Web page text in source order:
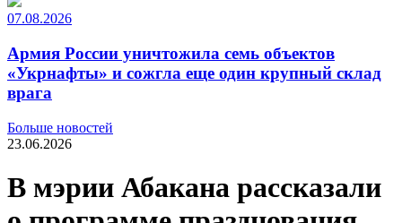
07.08.2026
Армия России уничтожила семь объектов
«Укрнафты» и сожгла еще один крупный склад
врага
Больше новостей
23.06.2026
В мэрии Абакана рассказали